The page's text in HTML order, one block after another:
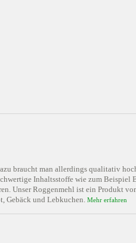
braucht man allerdings qualitativ
Inhaltsstoffe wie zum Beispiel
Unser Roggenmehl ist ein Produkt
Gebäck und Lebkuchen. Mehr erfahren